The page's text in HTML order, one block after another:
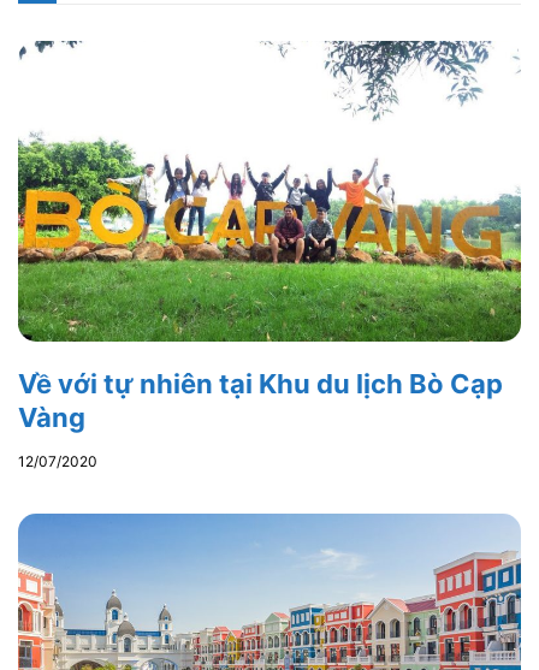
Về với tự nhiên tại Khu du lịch Bò Cạp
Vàng
12/07/2020